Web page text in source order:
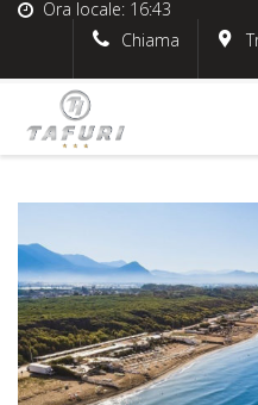
tafurihotel
+39.348.5618233
#tafurihotel
German
France
Italian
Ora locale: 16:43
Chiama